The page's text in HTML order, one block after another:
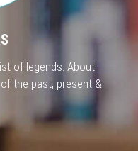
of legends. About
the past, present &